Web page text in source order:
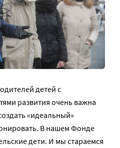
детей с
развития очень важна
«идеальный»
В нашем Фонде
дети. И мы стараемся